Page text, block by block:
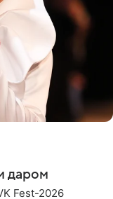
даром
Fest-2026